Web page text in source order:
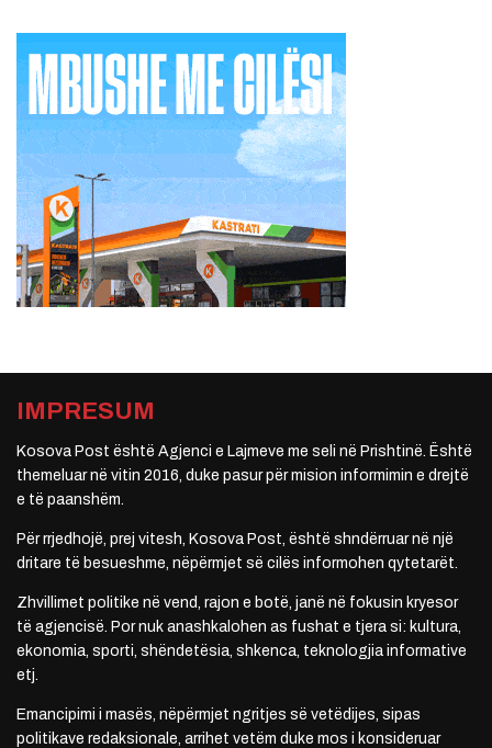
IMPRESUM
Kosova Post është Agjenci e Lajmeve me seli në Prishtinë. Është
themeluar në vitin 2016, duke pasur për mision informimin e drejtë
e të paanshëm.
Për rrjedhojë, prej vitesh, Kosova Post, është shndërruar në një
dritare të besueshme, nëpërmjet së cilës informohen qytetarët.
Zhvillimet politike në vend, rajon e botë, janë në fokusin kryesor
të agjencisë. Por nuk anashkalohen as fushat e tjera si: kultura,
ekonomia, sporti, shëndetësia, shkenca, teknologjia informative
etj.
Emancipimi i masës, nëpërmjet ngritjes së vetëdijes, sipas
politikave redaksionale, arrihet vetëm duke mos i konsideruar